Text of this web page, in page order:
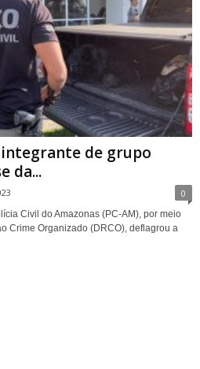
de grupo
da...
0
Civil do Amazonas (PC-AM), por meio
Crime Organizado (DRCO), deflagrou a